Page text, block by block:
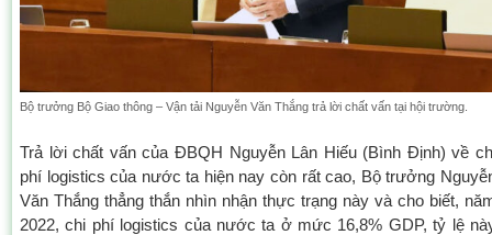
Bộ trưởng Bộ Giao thông – Vận tải Nguyễn Văn Thắng trả lời chất vấn tại hội trường.
Trả lời chất vấn của ĐBQH Nguyễn Lân Hiếu (Bình Định) về
phí logistics của nước ta hiện nay còn rất cao, Bộ trưởng
Văn Thắng thẳng thắn nhìn nhận thực trạng này và cho biết,
2022, chi phí logistics của nước ta ở mức 16,8% GDP, tỷ lệ